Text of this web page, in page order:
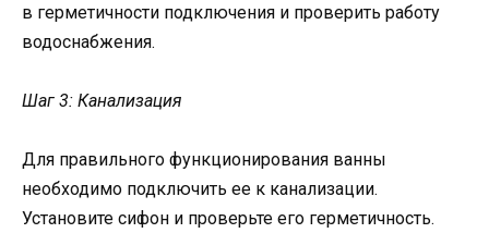
в герметичности подключения и проверить работу
водоснабжения.
Шаг 3: Канализация
Для правильного функционирования ванны
необходимо подключить ее к канализации.
Установите сифон и проверьте его герметичность.